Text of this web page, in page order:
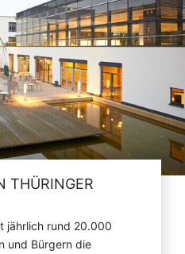
THÜRINGER
jährlich rund 20.000
und Bürgern die